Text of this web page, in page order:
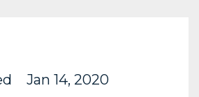
Jan 14, 2020